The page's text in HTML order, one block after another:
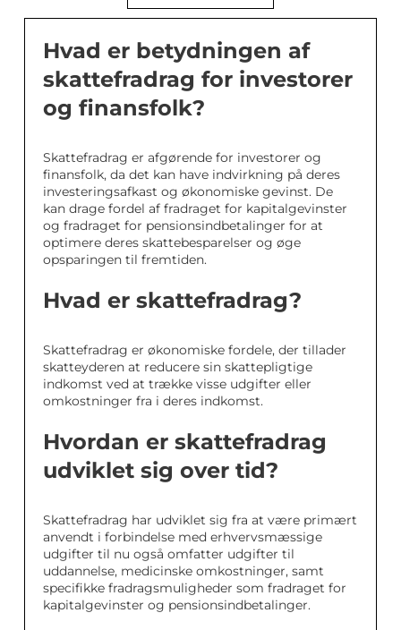
Hvad er betydningen af
skattefradrag for investorer
og finansfolk?
Skattefradrag er afgørende for investorer og
finansfolk, da det kan have indvirkning på deres
investeringsafkast og økonomiske gevinst. De
kan drage fordel af fradraget for kapitalgevinster
og fradraget for pensionsindbetalinger for at
optimere deres skattebesparelser og øge
opsparingen til fremtiden.
Hvad er skattefradrag?
Skattefradrag er økonomiske fordele, der tillader
skatteyderen at reducere sin skattepligtige
indkomst ved at trække visse udgifter eller
omkostninger fra i deres indkomst.
Hvordan er skattefradrag
udviklet sig over tid?
Skattefradrag har udviklet sig fra at være primært
anvendt i forbindelse med erhvervsmæssige
udgifter til nu også omfatter udgifter til
uddannelse, medicinske omkostninger, samt
specifikke fradragsmuligheder som fradraget for
kapitalgevinster og pensionsindbetalinger.